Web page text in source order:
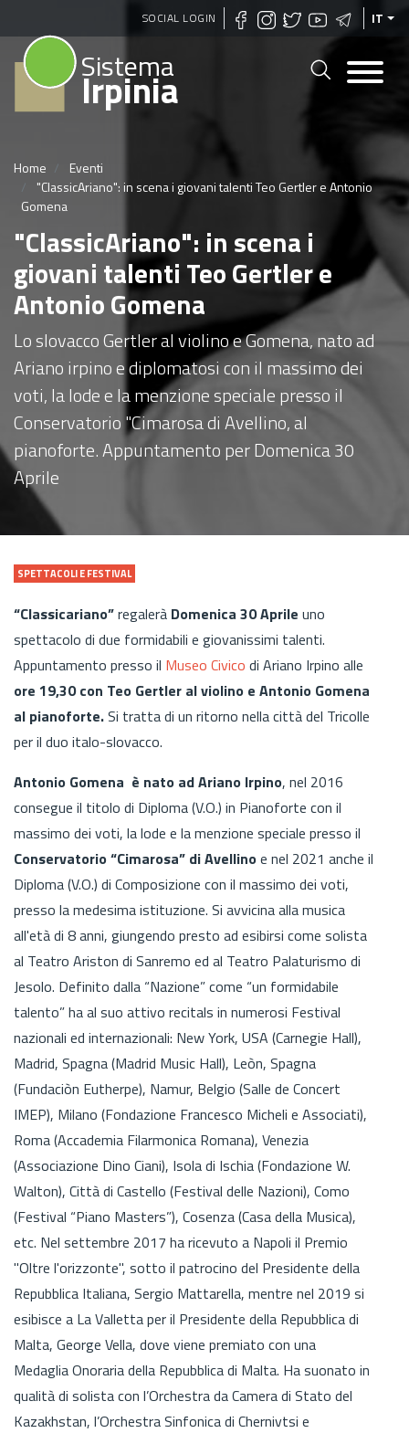
Salta
SOCIAL LOGIN IT
Sistema
Irpinia
Home
Eventi
"ClassicAriano": in scena i giovani talenti Teo Gertler e Antonio
Gomena
"ClassicAriano": in scena i
giovani talenti Teo Gertler e
Antonio Gomena
Lo slovacco Gertler al violino e Gomena, nato ad
Ariano irpino e diplomatosi con il massimo dei
voti, la lode e la menzione speciale presso il
Conservatorio "Cimarosa di Avellino, al
pianoforte. Appuntamento per Domenica 30
Aprile
SPETTACOLI E FESTIVAL
“Classicariano”regalerà Domenica 30 Aprile uno
spettacolo di due formidabili e giovanissimi talenti.
Appuntamento presso il Museo Civico di Ariano Irpino alle
ore 19,30 con Teo Gertler al violino e Antonio Gomena
al pianoforte.Si tratta di un ritorno nella città del Tricolle
per il duo italo-slovacco.
Antonio Gomena è nato ad Ariano Irpino, nel 2016
consegue il titolo di Diploma (V.O.) in Pianoforte con il
massimo dei voti, la lode e la menzione speciale presso il
Conservatorio “Cimarosa” di Avellinoe nel 2021 anche il
Diploma (V.O.) di Composizione con il massimo dei voti,
presso la medesima istituzione. Si avvicina alla musica
all'età di 8 anni, giungendo presto ad esibirsi come solista
al Teatro Ariston di Sanremo ed al Teatro Palaturismo di
Jesolo. Definito dalla “Nazione” come “un formidabile
talento” ha al suo attivo recitals in numerosi Festival
nazionali ed internazionali: New York, USA (Carnegie Hall),
Madrid, Spagna (Madrid Music Hall), Leòn, Spagna
(Fundaciòn Eutherpe), Namur, Belgio (Salle de Concert
IMEP), Milano (Fondazione Francesco Micheli e Associati),
Roma (Accademia Filarmonica Romana), Venezia
(Associazione Dino Ciani), Isola di Ischia (Fondazione W.
Walton), Città di Castello (Festival delle Nazioni), Como
(Festival “Piano Masters”), Cosenza (Casa della Musica),
etc. Nel settembre 2017 ha ricevuto a Napoli il Premio
"Oltre l'orizzonte", sotto il patrocino del Presidente della
Repubblica Italiana, Sergio Mattarella, mentre nel 2019 si
esibisce a La Valletta per il Presidente della Repubblica di
Malta, George Vella, dove viene premiato con una
Medaglia Onoraria della Repubblica di Malta. Ha suonato in
qualità di solista con l’Orchestra da Camera di Stato del
Kazakhstan, l’Orchestra Sinfonica di Chernivtsi e